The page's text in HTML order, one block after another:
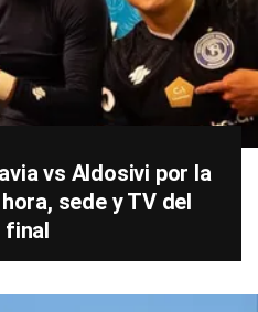
vs Aldosivi por la
sede y TV del
final